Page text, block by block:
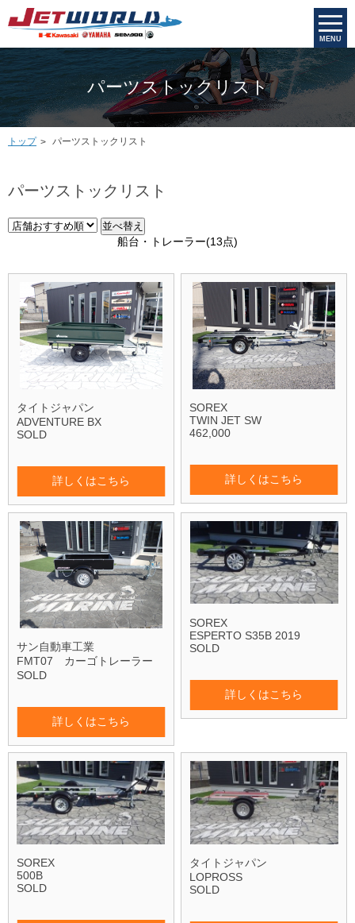
MENU
パーツストックリスト
トップ パーツストックリスト
パーツストックリスト
並べ替え
船台・トレーラー(13点)
タイトジャパン
ADVENTURE BX
SOLD
詳しくはこちら
SOREX
TWIN JET SW
462,000
詳しくはこちら
サン自動車工業
FMT07 カーゴトレーラー
SOLD
詳しくはこちら
SOREX
ESPERTO S35B 2019
SOLD
詳しくはこちら
SOREX
500B
SOLD
タイトジャパン
LOPROSS
SOLD